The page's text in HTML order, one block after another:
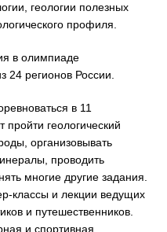
геологии полезных
профиля.
в олимпиаде
24 регионов России.
в 11
геологический
организовывать
проводить
многие другие задания.
классы и лекции ведущих
и путешественников.
и спортивная